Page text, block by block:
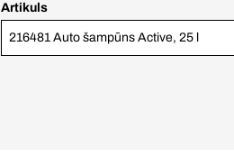
Artikuls
216481 Auto šampūns Active, 25 l